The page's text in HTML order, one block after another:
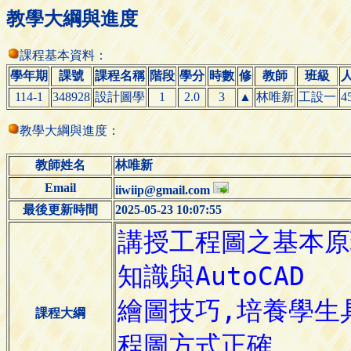
教學大綱與進度
課程基本資料：
學年期
課號 課程名稱 階段 學分 時數 修 教師 班級
114-1
348928 設計圖學 1 2.0 3 ▲ 林唯新 工設一
教學大綱與進度：
教師姓名
林唯新
Email
iiwiip@gmail.com
最後更新時間
2025-05-23 10:07:55
課程大綱